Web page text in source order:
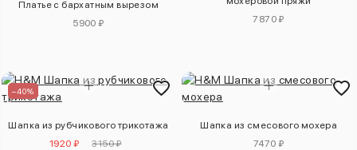
Платье с бархатным вырезом
5900 ₽
7870 ₽
–40%
Шапка из рубчикового трикотажа
1920 ₽
3150 ₽
Шапка из смесового мохера
7470 ₽